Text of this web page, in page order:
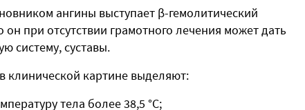
ангины выступает β-гемолитический
при отсутствии грамотного лечения может дать
систему, суставы.
клинической картине выделяют:
тела более 38,5 °С;